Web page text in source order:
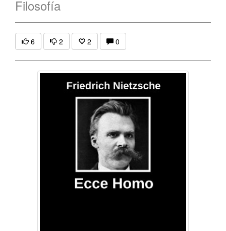
Filosofía
6 2 2 0